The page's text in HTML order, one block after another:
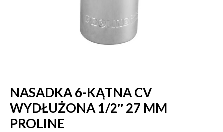
NASADKA 6-KĄTNA CV
WYDŁUŻONA 1/2″ 27 MM
PROLINE